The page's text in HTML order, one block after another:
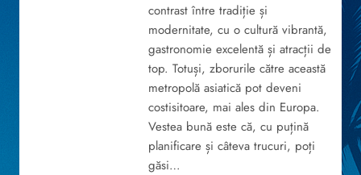
contrast între tradiție și
modernitate, cu o cultură vibrantă,
gastronomie excelentă și atracții de
top. Totuși, zborurile către această
metropolă asiatică pot deveni
costisitoare, mai ales din Europa.
Vestea bună este că, cu puțină
planificare și câteva trucuri, poți
găsi…